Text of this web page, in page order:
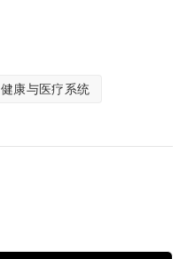
健康与医疗系统